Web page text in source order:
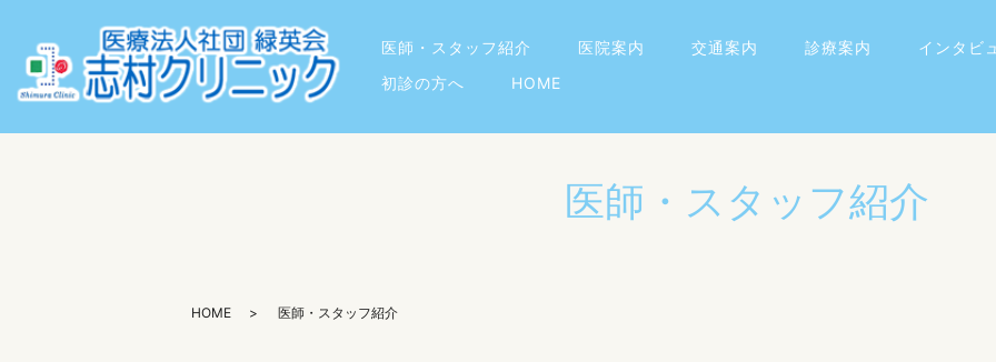
医師・スタッフ紹介 医院案内 交通案内 診療案内
インタビ
初診の方へ
HOME
医師・スタッフ紹介
HOME 医師・スタッフ紹介